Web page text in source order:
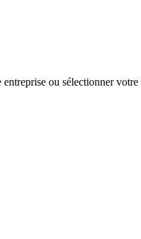
ou sélectionner votre